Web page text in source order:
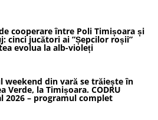
cooperare între Poli Timișoara și
cinci jucători ai ”Șepcilor roșii”
evolua la alb-violeți
weekend din vară se trăiește în
Verde, la Timișoara. CODRU
2026 – programul complet